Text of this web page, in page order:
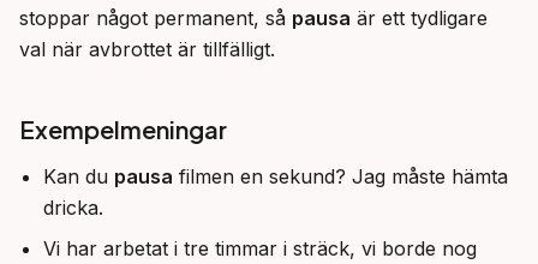
stoppar något permanent, så pausa är ett tydligare
val när avbrottet är tillfälligt.
Exempelmeningar
Kan du pausa filmen en sekund? Jag måste hämta
dricka.
Vi har arbetat i tre timmar i sträck, vi borde nog